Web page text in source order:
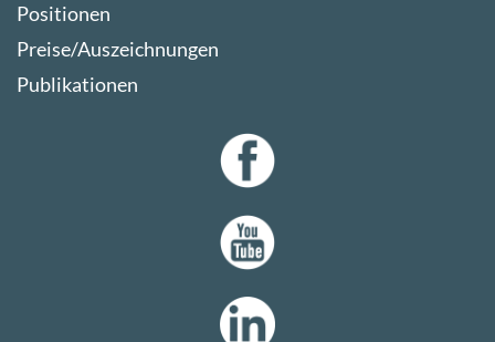
Positionen
Preise/Auszeichnungen
Publikationen